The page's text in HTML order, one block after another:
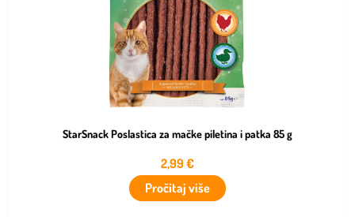
StarSnack Poslastica za mačke piletina i patka 85 g
2,99€
Pročitaj više